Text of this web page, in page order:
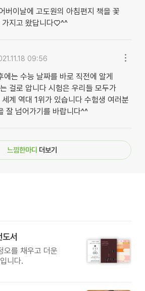
버이날에 고도원의 아침편지 책을 꽃
가지고 왔답니다♡^^
09:56
는 수능 날짜를 바로 직전에 알게
걸로 압니다 시험은 우리들 모두가
계 역대 1위가 있습니다 수험생 여러분
잘 넘어가기를 바랍니다^^
느낌한마디 더보기
서
오를 채우고 더운
니다.